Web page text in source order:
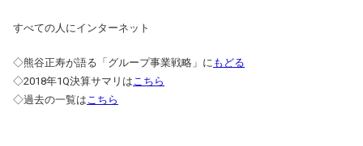
すべての人にインターネット
◇熊谷正寿が語る「グループ事業戦略」に もどる
◇2018年1Q決算サマリは こちら
◇過去の一覧は こちら